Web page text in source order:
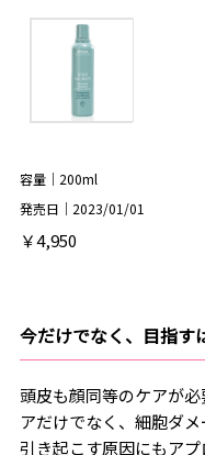
容量｜200ml
発売日｜2023/01/01
￥4,950
今だけでなく、目指す
頭皮も顔同等のケアが
アだけでなく、細胞ダ
引き起こす原因にもア